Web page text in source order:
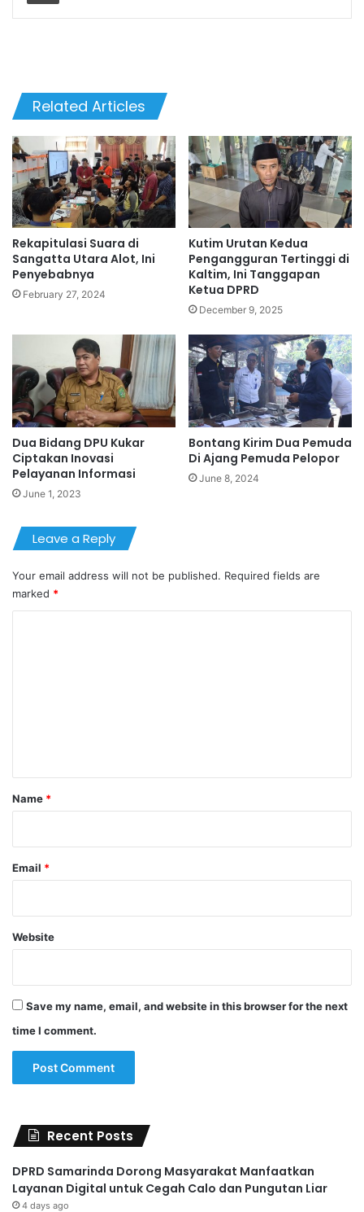
Related Articles
Rekapitulasi Suara di
Sangatta Utara Alot, Ini
Penyebabnya
February 27, 2024
Kutim Urutan Kedua
Pengangguran Tertinggi di
Kaltim, Ini Tanggapan
Ketua DPRD
December 9, 2025
Dua Bidang DPU Kukar
Ciptakan Inovasi
Pelayanan Informasi
June 1, 2023
Bontang Kirim Dua Pemuda
Di Ajang Pemuda Pelopor
June 8, 2024
Leave a Reply
Your email address will not be published. Required fields are
marked *
*
Name *
Email *
Website
Save my name, email, and website in this browser for the next
time I comment.
Recent Posts
DPRD Samarinda Dorong Masyarakat Manfaatkan
Layanan Digital untuk Cegah Calo dan Pungutan Liar
4 days ago